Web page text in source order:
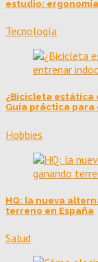
estudio:
Tecnología
¿Bicicleta
Guía práctica para
Hobbies
HQ: la nueva
terreno en España
Salud